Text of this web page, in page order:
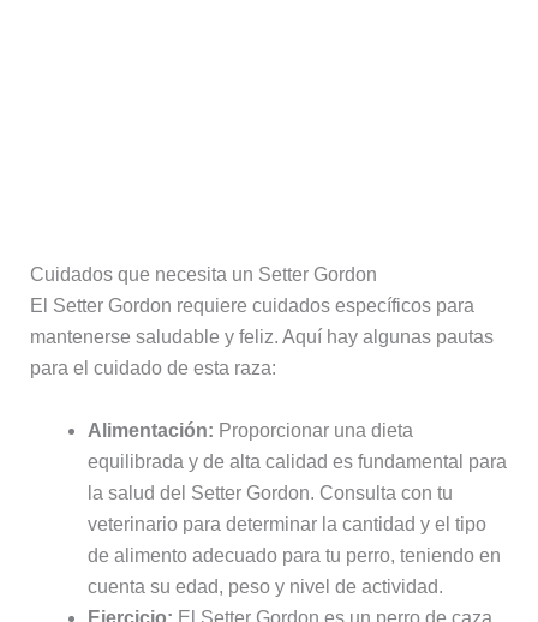
Cuidados que necesita un Setter Gordon
El Setter Gordon requiere cuidados específicos para
mantenerse saludable y feliz. Aquí hay algunas pautas
para el cuidado de esta raza:
Alimentación: Proporcionar una dieta
equilibrada y de alta calidad es fundamental para
la salud del Setter Gordon. Consulta con tu
veterinario para determinar la cantidad y el tipo
de alimento adecuado para tu perro, teniendo en
cuenta su edad, peso y nivel de actividad.
Ejercicio: El Setter Gordon es un perro de caza